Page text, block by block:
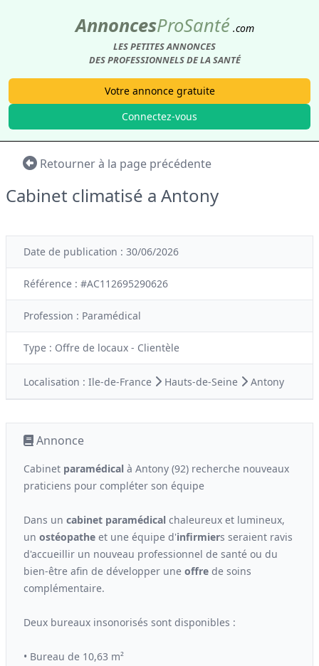
AnnoncesProSanté .com
LES PETITES ANNONCES
DES PROFESSIONNELS DE LA SANTÉ
Votre annonce gratuite
Connectez-vous
Retourner à la page précédente
Cabinet climatisé a Antony
Date de publication : 30/06/2026
Référence : #AC112695290626
Profession : Paramédical
Type : Offre de locaux - Clientèle
Localisation : Ile-de-France Hauts-de-Seine Antony
Annonce
Cabinet paramédical à Antony (92) recherche nouveaux
praticiens pour compléter son équipe
Dans un cabinet paramédical chaleureux et lumineux,
un ostéopathe et une équipe d'infirmiers seraient ravis
d'accueillir un nouveau professionnel de santé ou du
bien-être afin de développer une offre de soins
complémentaire.
Deux bureaux insonorisés sont disponibles :
• Bureau de 10,63 m²